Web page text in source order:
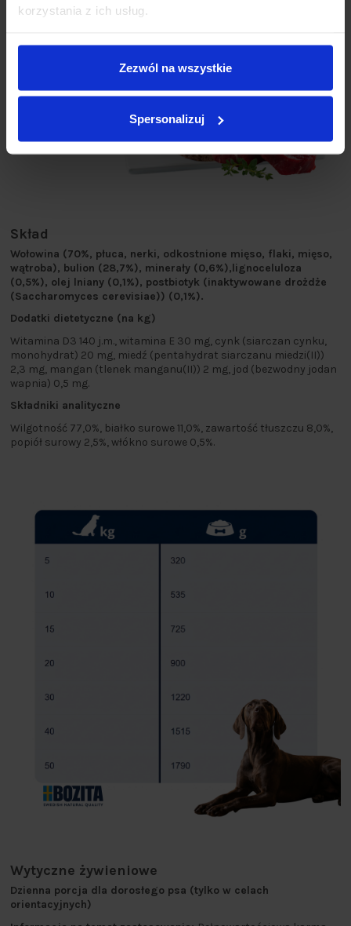
korzystania z ich usług.
Zezwól na wszystkie
Spersonalizuj
Skład
Wołowina (70%, płuca, nerki, odkostnione mięso, flaki, mięso,
wątroba), bulion (28,7%), minerały (0,6%),lignoceluloza
(0,5%), olej lniany (0,1%), postbiotyk (inaktywowane drożdże
(Saccharomyces cerevisiae)) (0,1%).
Dodatki dietetyczne (na kg)
Witamina D3 140 j.m., witamina E 30 mg, cynk (siarczan cynku,
monohydrat) 20 mg, miedź (pentahydrat siarczanu miedzi(II))
2,3 mg, mangan (tlenek manganu(II)) 2 mg, jod (bezwodny jodan
wapnia) 0,5 mg.
Składniki analityczne
Wilgotność 77,0%, białko surowe 11,0%, zawartość tłuszczu 8,0%,
popiół surowy 2,5%, włókno surowe 0,5%.
Wytyczne żywieniowe
Dzienna porcja dla dorosłego psa (tylko w celach
orientacyjnych)